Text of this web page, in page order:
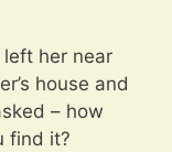
her near
house and
– how
find it?